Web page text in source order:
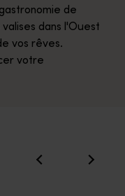
de
dans l'Ouest
vos rêves.
votre